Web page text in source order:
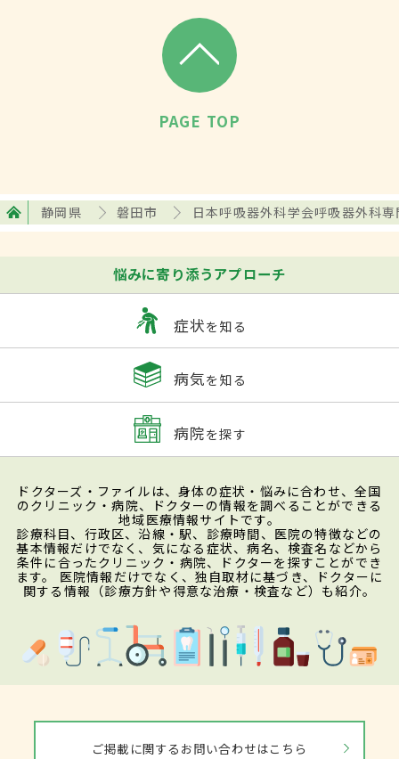
PAGE TOP
静岡県 磐田市 日本呼吸器外科学会呼吸器外科
悩みに寄り添うアプローチ
症状を知る
病気を知る
病院を探す
ドクターズ・ファイルは、身体の症状・悩みに合わせ、全国
のクリニック・病院、ドクターの情報を調べることができる
地域医療情報サイトです。
診療科目、行政区、沿線・駅、診療時間、医院の特徴などの
基本情報だけでなく、気になる症状、病名、検査名などから
条件に合ったクリニック・病院、ドクターを探すことができ
ます。 医院情報だけでなく、独自取材に基づき、ドクターに
関する情報（診療方針や得意な治療・検査など）も紹介。
ご掲載に関するお問い合わせはこちら